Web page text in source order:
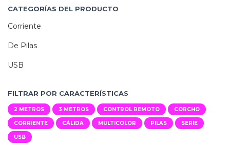
s
a
p
o
CATEGORÍAS DEL PRODUCTO
Corriente
De Pilas
USB
FILTRAR POR CARACTERÍSTICAS
2 METROS 3 METROS CONTROL REMOTO CORCHO
CORRIENTE CÁLIDA MULTICOLOR PILAS SERIE
USB